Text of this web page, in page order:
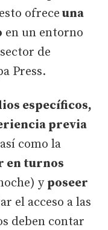
ofrece una
en un entorno
de
Press.
específicos,
previa
como la
en turnos
y poseer
el acceso a las
deben contar